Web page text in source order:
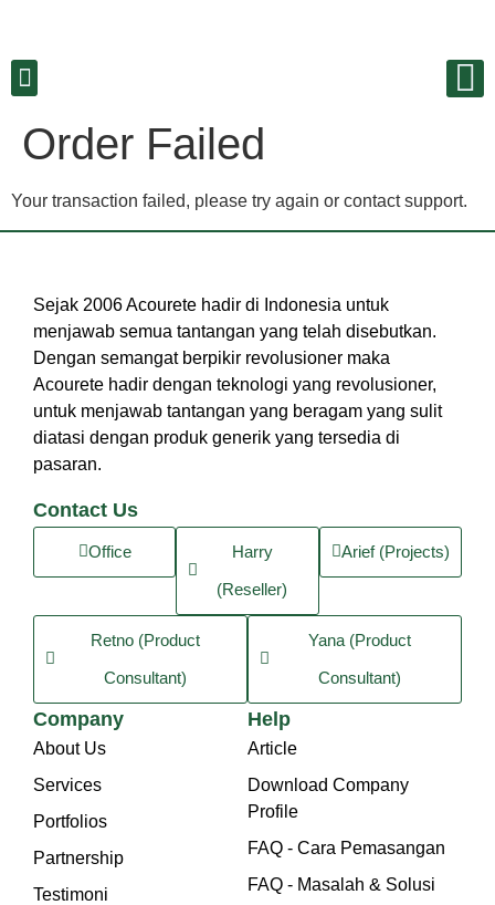
Order Failed
Your transaction failed, please try again or contact support.
Sejak 2006 Acourete hadir di Indonesia untuk
menjawab semua tantangan yang telah disebutkan.
Dengan semangat berpikir revolusioner maka
Acourete hadir dengan teknologi yang revolusioner,
untuk menjawab tantangan yang beragam yang sulit
diatasi dengan produk generik yang tersedia di
pasaran.
Contact Us
Office
Harry
(Reseller)
Arief (Projects)
Retno (Product
Consultant)
Yana (Product
Consultant)
Company
About Us
Services
Portfolios
Partnership
Testimoni
Help
Article
Download Company
Profile
FAQ - Cara Pemasangan
FAQ - Masalah & Solusi